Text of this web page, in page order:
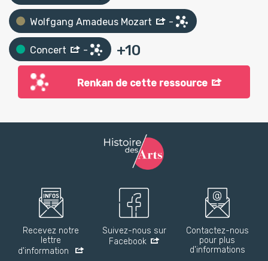
Wolfgang Amadeus Mozart -
Concert - +10
Renkan de cette ressource
Recevez notre
lettre
d'information
Suivez-nous sur
Facebook
Contactez-nous
pour plus
d'informations